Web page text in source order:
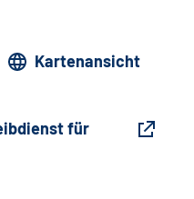
Kartenansicht
für